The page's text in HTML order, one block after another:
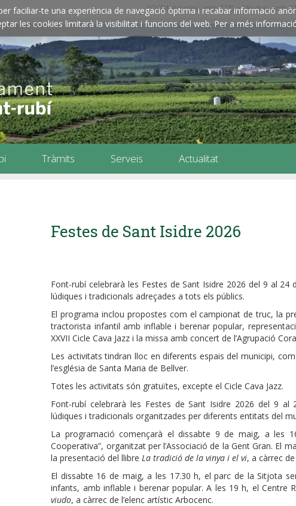
faciliar-te una experiència de navegació òptima i recabar informació
les cookies limitarà la visibilitat i funcions del web. Per a més
ZOOM: Amplieu amb CTRL+ / Reduïu amb
Tràmits Serveis Actualitat
Festes de Sant Isidre 2026
Font-rubí celebrarà les Festes de Sant Isidre 2026 del 9 al
lúdiques i tradicionals adreçades a tots els públics.
El programa inclou propostes com el campionat de truc, la
tractorista infantil amb inflable i berenar popular,
XXVII Cicle Cava Jazz i la missa amb concert de l’Agrupació
Les activitats tindran lloc en diferents espais del municipi,
l’església de Santa Maria de Bellver.
Totes les activitats són gratuïtes, excepte el Cicle Cava Jazz.
Font-rubí celebrarà les Festes de Sant Isidre 2026 del 9
lúdiques i tradicionals organitzades per diferents entitats del
La programació començarà el dissabte 9 de maig, a les
Cooperativa”, organitzat per l’Associació de la Gent Gran. El
la presentació del llibreLa tradició de la vinya i el vi, a càrrec
El dissabte 16 de maig, a les 17.30 h, el parc de la Sitjota
infants, amb inflable i berenar popular. A les 19 h, el Centre
viudo, a càrrec de l’elenc artístic Arbocenc.